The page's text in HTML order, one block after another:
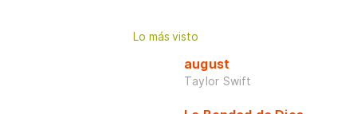
Lo más visto
august
Taylor Swift